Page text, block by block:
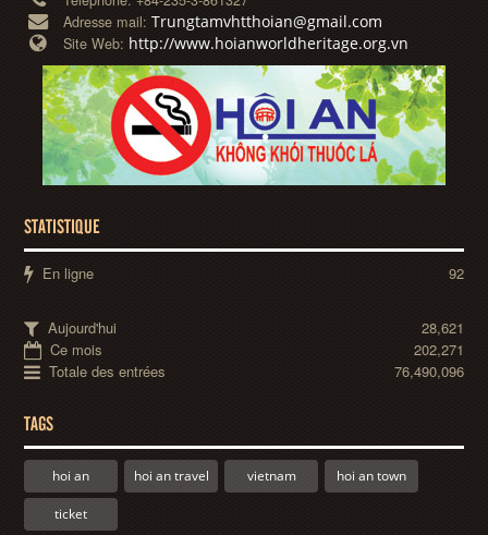
Adresse mail:Trungtamvhtthoian@gmail.com
Site Web: http://www.hoianworldheritage.org.vn
STATISTIQUE
En ligne 92
Aujourd'hui
28,621
Ce mois
202,271
Totale des entrées
76,490,096
TAGS
hoi an hoi an travel vietnam hoi an town
ticket